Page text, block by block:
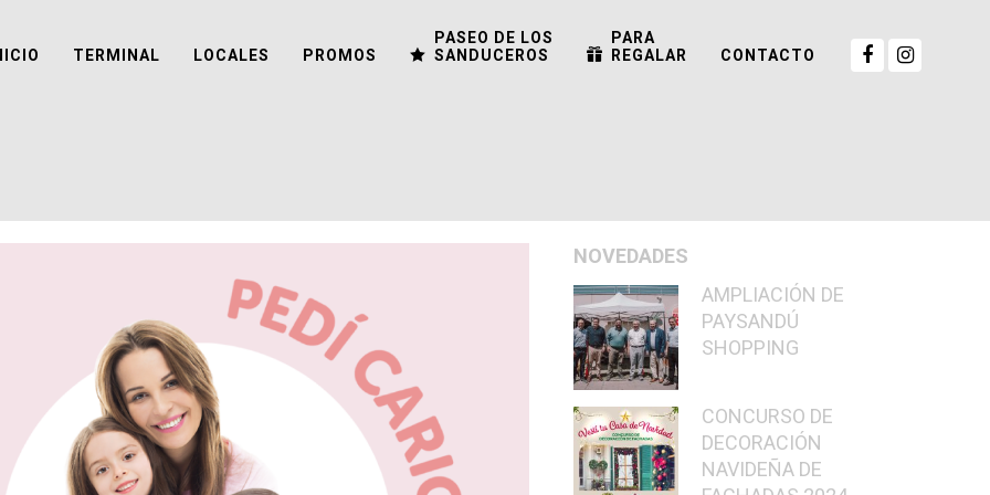
TERMINAL LOCALES PROMOS
PASEO DE LOS
SANDUCEROS
PARA
REGALAR
CONTACTO
NOVEDADES
AMPLIACIÓN DE
PAYSANDÚ
SHOPPING
CONCURSO DE
DECORACIÓN
NAVIDEÑA DE